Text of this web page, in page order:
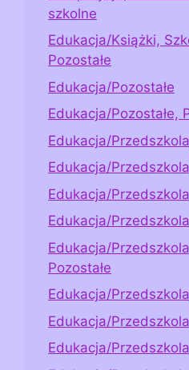
szkolne
Edukacja/Książki,
Pozostałe
Edukacja/Pozostałe
Edukacja/Pozostałe,
Edukacja/Przedszkola
Edukacja/
Edukacja/
Edukacja/
Edukacja/
Pozostałe
Edukacja/
Edukacja/
Edukacja/